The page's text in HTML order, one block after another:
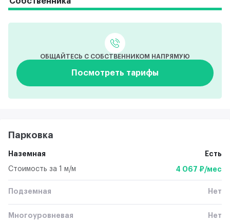
ОБЩАЙТЕСЬ С СОБСТВЕННИКОМ НАПРЯМУЮ
Посмотреть тарифы
Парковка
Наземная Есть
Стоимость за 1 м/м 4 067 ₽/мес
Подземная Нет
Многоуровневая Нет